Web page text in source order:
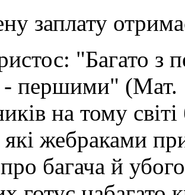
заплату
"Багато з
- першими" (Мат.
на тому
які жебраками
багача й